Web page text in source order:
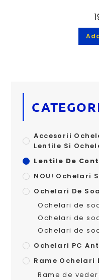
Accesorii
Lentile Si
Lentile De
NOU! Ochelari
Ochelari De
Ochelari de
Ochelari de
Ochelari de
Ochelari PC
Rame Ochelari
Rame de